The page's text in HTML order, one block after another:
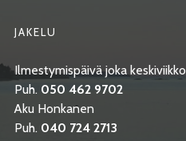
JAKELU
Ilmestymispäivä joka keskiviikko
Puh. 050 462 9702
Aku Honkanen
Puh. 040 724 2713